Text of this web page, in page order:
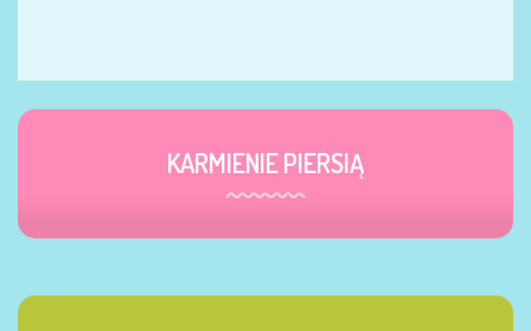
KARMIENIE PIERSIĄ